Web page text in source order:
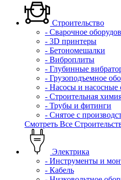
Строительство
- Сварочное
- 3D принтеры
- Бетономешалки
- Виброплиты
- Глубинные
- Грузоподъемное
- Насосы и насосные
- Строительная
- Трубы и фитинги
- Снятое с
Смотреть Все
Электрика
- Инструменты и
- Кабель